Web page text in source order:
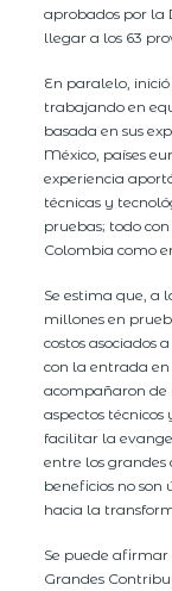
aprobados por la
llegar a los 63
En paralelo,
trabajando en
basada en sus
México, países
experiencia
técnicas y
pruebas; todo
Colombia como
Se estima que, a
millones en
costos asociados
con la entrada
acompañaron de
aspectos
facilitar la
entre los
beneficios no son
hacia la
Se puede
Grandes